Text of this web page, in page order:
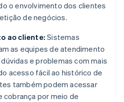
o envolvimento dos clientes
de negócios.
ao cliente: Sistemas
as equipes de atendimento
e problemas com mais
acesso fácil ao histórico de
também podem acessar
cobrança por meio de